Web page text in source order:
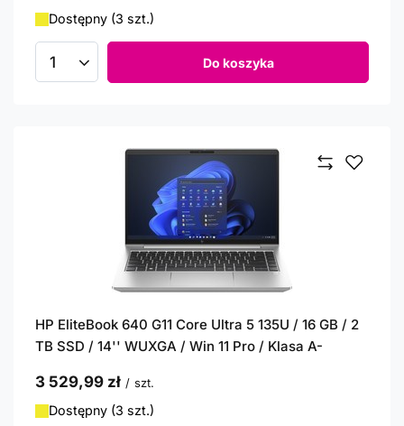
Dostępny (3 szt.)
Ilość produktów Do koszyka
HP EliteBook 640 G11 Core Ultra 5 135U / 16 GB / 2
TB SSD / 14'' WUXGA / Win 11 Pro / Klasa A-
3 529,99 zł / szt.
Dostępny (3 szt.)